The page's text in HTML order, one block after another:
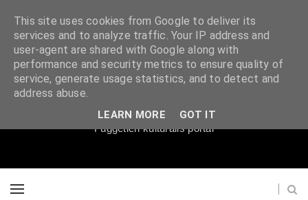
Súgópéldány
Független kulturális portál
This site uses cookies from Google to deliver its
services and to analyze traffic. Your IP address and
user-agent are shared with Google along with
performance and security metrics to ensure quality of
service, generate usage statistics, and to detect and
address abuse.
LEARN MORE GOT IT